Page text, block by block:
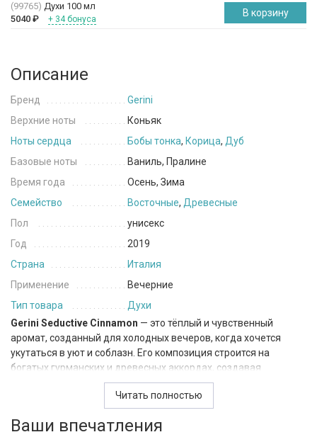
(99765) Духи 100 мл
5040 ₽ + 34 бонуса
В корзину
Описание
Бренд
Gerini
Верхние ноты
Коньяк
Ноты сердца
Бобы тонка, Корица, Дуб
Базовые ноты
Ваниль, Пралине
Время года
Осень, Зима
Семейство
Восточные, Древесные
Пол
унисекс
Год
2019
Страна
Италия
Применение
Вечерние
Тип товара
Духи
Gerini Seductive Cinnamon — это тёплый и чувственный
аромат, созданный для холодных вечеров, когда хочется
укутаться в уют и соблазн. Его композиция строится на
богатых гурманских и древесных аккордах, создавая
атмосферу утончённой сладости и глубокого комфорта.
Парфюм открывается роскошной нотой коньяка — плотной,
согревающей, почти ликёрной. Этот аккорд сразу задаёт
Читать полностью
Ваши впечатления